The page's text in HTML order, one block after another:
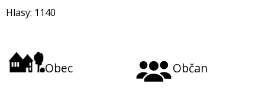
Hlasy: 1140
Obec Občan